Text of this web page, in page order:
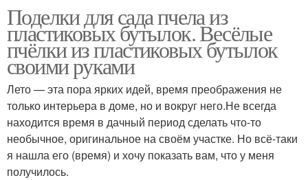
Поделки для сада пчела из
пластиковых бутылок. Весёлые
пчёлки из пластиковых бутылок
своими руками
Лето — эта пора ярких идей, время преображения не
только интерьера в доме, но и вокруг него.Не всегда
находится время в дачный период сделать что-то
необычное, оригинальное на своём участке. Но всё-таки
я нашла его (время) и хочу показать вам, что у меня
получилось.